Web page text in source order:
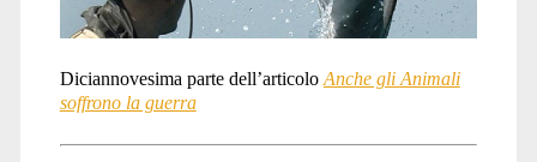
Diciannovesima parte dell’articolo Anche gli Animali
soffrono la guerra